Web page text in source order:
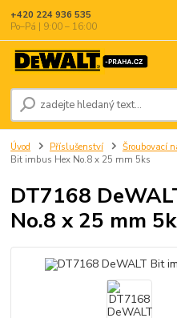
+420 224 936 535
Po–Pá | 9:00 – 16:00
Úvod Příslušenství Šroubovací
Bit imbus Hex No.8 x 25 mm 5ks
DT7168
No.8 x 25 mm